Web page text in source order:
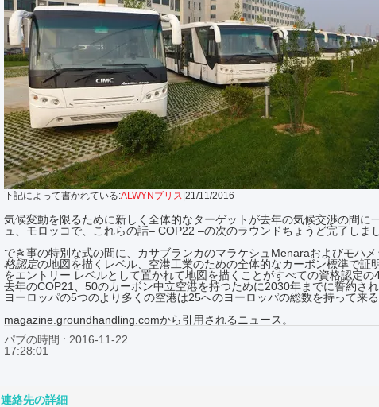
下記によって書かれている:ALWYNブリス |21/11/2016
気候変動を限るために新しく全体的なターゲットが去年の気候交渉の間に
ュ、モロッコで、これらの話– COP22 –の次のラウンドちょうど完了しまし
でき事の特別な式の間に、カサブランカのマラケシュMenaraおよびモハ
格認定の地図を描くレベル
空港工業のための全体的なカーボン標準で証
をエントリー レベルとして置かれて地図を描くことがすべての資格認定の
去年のCOP21、50のカーボン中立空港を持つために2030年までに誓約さ
ヨーロッパの5つのより多くの空港は25へのヨーロッパの総数を持って来
magazine.groundhandling.comから引用されるニュース。
パブの時間 : 2016-11-22
17:28:01
連絡先の詳細